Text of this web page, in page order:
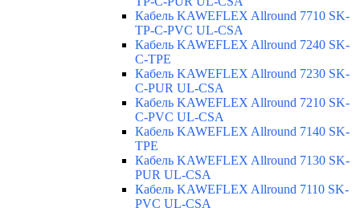
Кабель KAWEFLEX Allround 7710 SK-
TP-C-PVC UL-CSA
Кабель KAWEFLEX Allround 7240 SK-
C-TPE
Кабель KAWEFLEX Allround 7230 SK-
C-PUR UL-CSA
Кабель KAWEFLEX Allround 7210 SK-
C-PVC UL-CSA
Кабель KAWEFLEX Allround 7140 SK-
TPE
Кабель KAWEFLEX Allround 7130 SK-
PUR UL-CSA
Кабель KAWEFLEX Allround 7110 SK-
PVC UL-CSA